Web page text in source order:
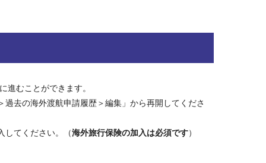
進むことができます。
去の海外渡航申請履歴＞編集」から再開してくださ
してください。（海外旅行保険の加入は必須です）